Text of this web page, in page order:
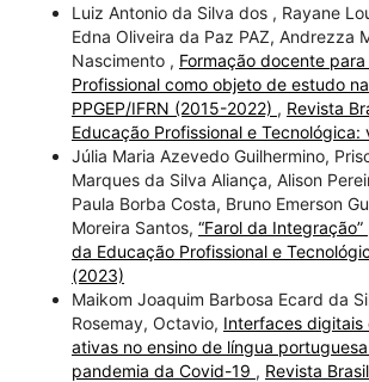
Luiz Antonio da Silva dos , Rayane
Edna Oliveira da Paz PAZ, Andrezza
Nascimento , Formação docente
Profissional como objeto de estudo
PPGEP/IFRN (2015-2022) , Revista
Educação Profissional e
Júlia Maria Azevedo Guilhermino,
Marques da Silva Aliança, Alison
Paula Borba Costa, Bruno Emerson
Moreira Santos, “Farol da Integração”
da Educação Profissional e
(2023)
Maikom Joaquim Barbosa Ecard da
Rosemay, Octavio, Interfaces digitais
ativas no ensino de língua
pandemia da Covid-19 , Revista